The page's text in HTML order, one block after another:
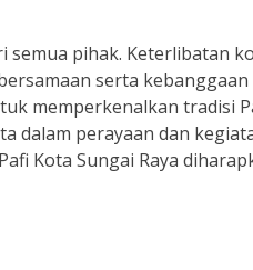
pihak. Keterlibatan
serta
memperkenalkan tradisi
dalam perayaan dan
Kota Sungai Raya